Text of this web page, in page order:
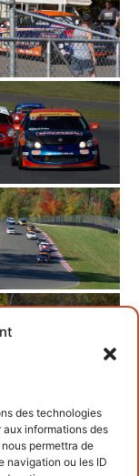
des technologies
informations des
permettra de
navigation ou les ID